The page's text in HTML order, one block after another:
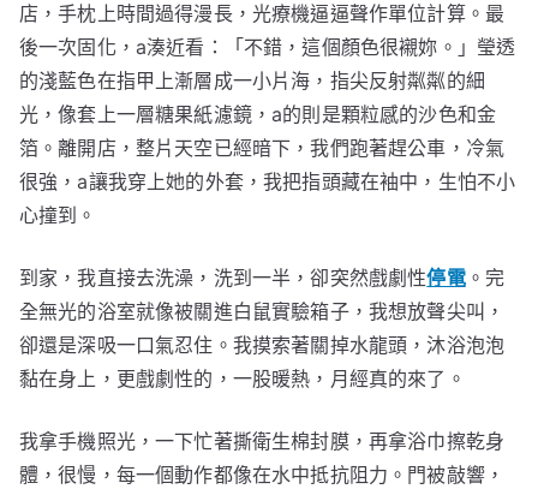
店，手枕上時間過得漫長，光療機逼逼聲作單位計算。最
後一次固化，a湊近看：「不錯，這個顏色很襯妳。」瑩透
的淺藍色在指甲上漸層成一小片海，指尖反射粼粼的細
光，像套上一層糖果紙濾鏡，a的則是顆粒感的沙色和金
箔。離開店，整片天空已經暗下，我們跑著趕公車，冷氣
很強，a讓我穿上她的外套，我把指頭藏在袖中，生怕不小
心撞到。
到家，我直接去洗澡，洗到一半，卻突然戲劇性停電。完
全無光的浴室就像被關進白鼠實驗箱子，我想放聲尖叫，
卻還是深吸一口氣忍住。我摸索著關掉水龍頭，沐浴泡泡
黏在身上，更戲劇性的，一股暖熱，月經真的來了。
我拿手機照光，一下忙著撕衛生棉封膜，再拿浴巾擦乾身
體，很慢，每一個動作都像在水中抵抗阻力。門被敲響，